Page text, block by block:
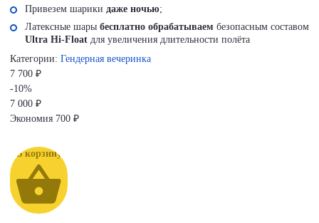
Привезем шарики даже ночью;
Латексные шары бесплатно обрабатываем безопасным составом
Ultra Hi-Float для увеличения длительности полёта
Категории: Гендерная вечеринка
7 700 ₽
-10%
7 000 ₽
Экономия 700 ₽